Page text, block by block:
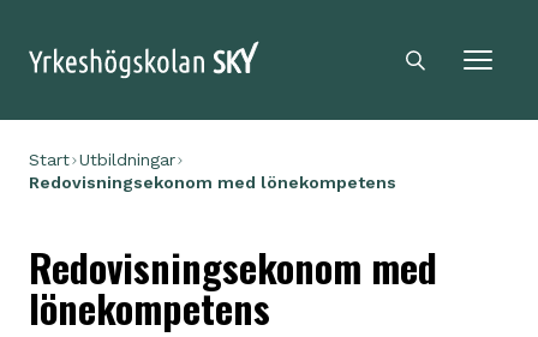
Sky logga
Sökikon
Start Utbildningar
Redovisningsekonom med lönekompetens
Redovisningsekonom med
lönekompetens